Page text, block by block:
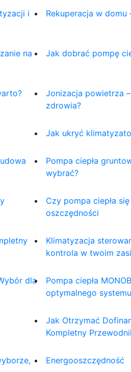
i
Rekuperacja w
na
Jak dobrać pompę
Jonizacja powietrza
zdrowia?
Jak ukryć
Pompa ciepła
wybrać?
Czy pompa ciepła
oszczędności
Klimatyzacja
kontrola w twoim
dla
Pompa ciepła
optymalnego
Jak Otrzymać
Kompletny
Energooszczędność